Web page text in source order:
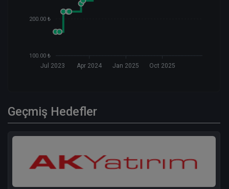
200.00 ₺
100.00 ₺
Jul 2023 Apr 2024 Jan 2025 Oct 2025
Geçmiş Hedefler